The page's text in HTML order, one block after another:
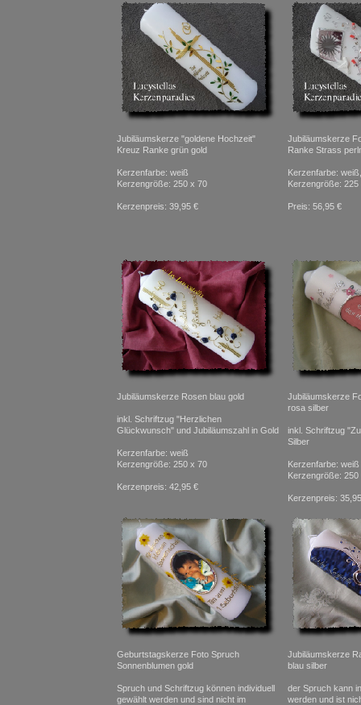
Jubiläumskerze "goldene Hochzeit"
Kreuz Ranke grün gold
Kerzenfarbe: weiß
Kerzengröße: 250 x 70
Kerzenpreis: 39,95 €
Jubiläumskerze
Ranke Strass
Kerzenfarbe:
Kerzengröße: 225
Preis: 56,95 €
Jubiläumskerze Rosen blau gold
inkl. Schriftzug "Herzlichen
Glückwunsch" und Jubiläumszahl in Gold
Kerzenfarbe: weiß
Kerzengröße: 250 x 70
Kerzenpreis: 42,95 €
Jubiläumskerze
rosa silber
inkl. Schriftzug
Silber
Kerzenfarbe: weiß
Kerzengröße: 250
Kerzenpreis:
Geburtstagskerze Foto Spruch
Sonnenblumen gold
Spruch und Schriftzug können individuell
gewählt werden und sind nicht im
Jubiläumskerze
blau silber
der Spruch kann
werden und ist